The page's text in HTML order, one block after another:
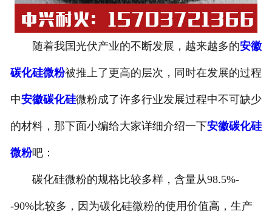
随着我国光伏产业的不断发展，越来越多的安徽
碳化硅微粉被推上了更高的层次，同时在发展的过程
中安徽碳化硅微粉成了许多行业发展过程中不可缺少
的材料，那下面小编给大家详细介绍一下安徽碳化硅
微粉吧：
碳化硅微粉的规格比较多样，含量从98.5%-
-90%比较多，因为碳化硅微粉的使用价值高，生产